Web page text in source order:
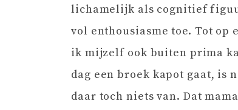
lichamelijk als cognitief
vol enthousiasme toe. Tot op
ik mijzelf ook buiten prima
dag een broek kapot gaat,
daar toch niets van. Dat